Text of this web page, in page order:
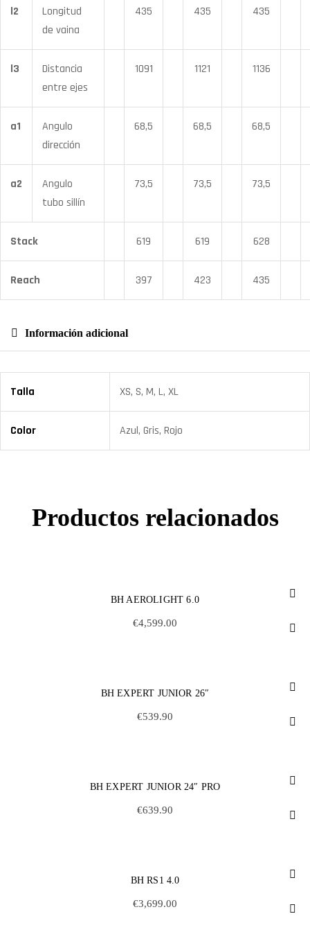
l2
Longitud
de vaina
435 435 435
l3
Distancia
entre ejes
1091 1121 1136
a1
Angulo
dirección
68,5 68,5 68,5
a2
Angulo
tubo sillín
73,5 73,5 73,5
Stack 619 619 628
Reach 397 423 435
Información adicional
Talla XS, S, M, L, XL
Color Azul, Gris, Rojo
Productos relacionados
BH AEROLIGHT 6.0
€4,599.00
BH EXPERT JUNIOR 26″
€539.90
BH EXPERT JUNIOR 24″ PRO
€639.90
BH RS1 4.0
€3,699.00